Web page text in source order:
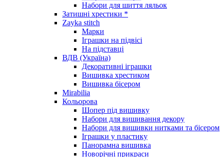
Набори для шиття ляльок
Затишні хрестики *
Zayka stitch
Марки
Іграшки на підвісі
На підставці
ВДВ (Україна)
Декоративні іграшки
Вишивка хрестиком
Вишивка бісером
Mirabilia
Кольорова
Шопер під вишивку
Набори для вишивання декору
Набори для вишивки нитками та бісером
Іграшки у пластику
Панорамна вишивка
Новорічні прикраси